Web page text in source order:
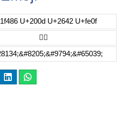
U+200d U+2642 U+fe0f
💆‍♂️